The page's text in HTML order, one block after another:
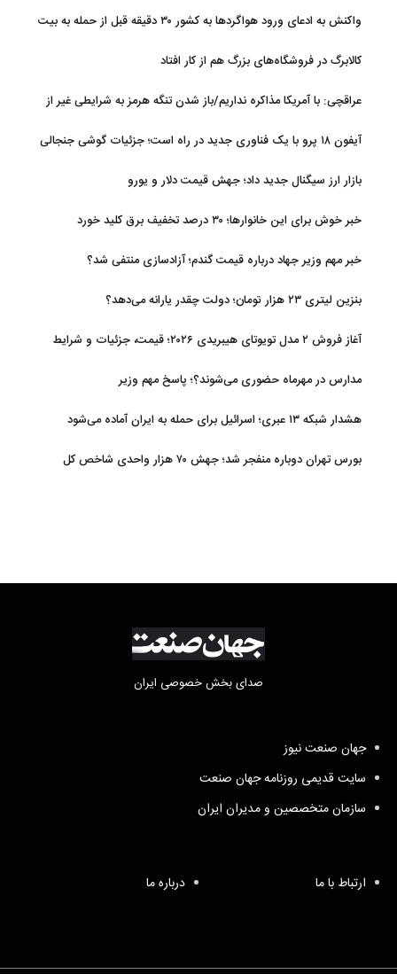
واکنش به ادعای ورود هواگردها به کشور ۳۰ دقیقه قبل از حمله به بیت
رهبری
کالابرگ در فروشگاه‌های بزرگ هم از کار افتاد
عراقچی: با آمریکا مذاکره نداریم/باز شدن تنگه هرمز به شرایطی غیر از
تفاهم با عمان مرتبط است
آیفون ۱۸ پرو با یک فناوری جدید در راه است؛ جزئیات گوشی جنجالی
بازار ارز سیگنال جدید داد؛ جهش قیمت دلار و یورو
خبر خوش برای این خانوارها؛ ۳۰ درصد تخفیف برق کلید خورد
خبر مهم وزیر جهاد درباره قیمت گندم؛ آزادسازی منتفی شد؟
بنزین لیتری ۲۳ هزار تومان؛ دولت چقدر یارانه می‌دهد؟
آغاز فروش ۲ مدل تویوتای هیبریدی ۲۰۲۶؛ قیمت، جزئیات و شرایط
مدارس در مهرماه حضوری می‌شوند؟؛ پاسخ مهم وزیر
هشدار شبکه ۱۳ عبری؛ اسرائیل برای حمله به ایران آماده می‌شود
بورس تهران دوباره منفجر شد؛ جهش ۷۰ هزار واحدی شاخص کل
صدای بخش خصوصی ایران
جهان صنعت نیوز
سایت قدیمی روزنامه جهان صنعت
سازمان متخصصین و مدیران ایران
ارتباط با ما درباره ما